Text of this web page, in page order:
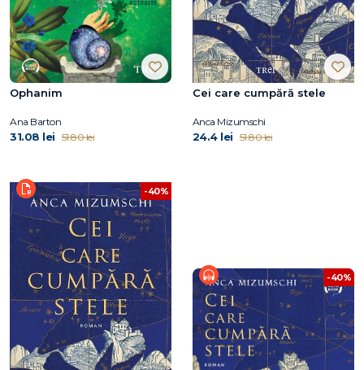
Ophanim
Ana Barton
31.08 lei 51.80 lei
Cei care cumpără stele
Anca Mizumschi
24.4 lei 51.80 lei
-40%
-40%